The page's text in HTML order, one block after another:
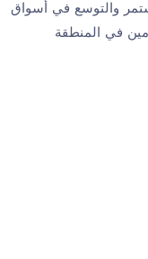
المستمر والتوسع في أسواق